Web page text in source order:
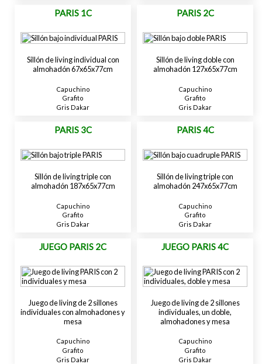
PARIS 1C
Sillón de living individual con
almohadón 67x65x77cm
Capuchino
Grafito
Gris Dakar
PARIS 2C
Sillón de living doble con
almohadón 127x65x77cm
Capuchino
Grafito
Gris Dakar
PARIS 3C
Sillón de living triple con
almohadón 187x65x77cm
Capuchino
Grafito
Gris Dakar
PARIS 4C
Sillón de living triple con
almohadón 247x65x77cm
Capuchino
Grafito
Gris Dakar
JUEGO PARIS 2C
Juego de living de 2 sillones
individuales con almohadones y
mesa
Capuchino
Grafito
Gris Dakar
JUEGO PARIS 4C
Juego de living de 2 sillones
individuales, un doble,
almohadones y mesa
Capuchino
Grafito
Gris Dakar